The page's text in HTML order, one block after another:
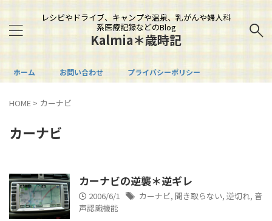
レシピやドライブ、キャンプや温泉、乳がんや婦人科
系医療記録などのBlog
Kalmia＊歳時記
ホーム お問い合わせ プライバシーポリシー
HOME > カーナビ
カーナビ
カーナビの逆襲＊逆ギレ
2006/6/1 カーナビ, 聞き取らない, 逆切れ, 音
声認識機能